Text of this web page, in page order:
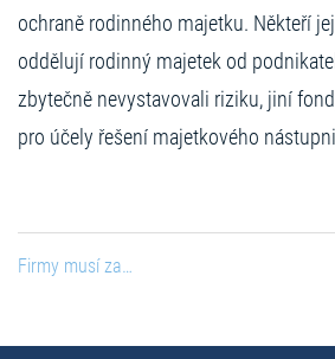
ochraně rodinného majetku. Někteří
oddělují rodinný majetek od
zbytečně nevystavovali riziku, jiní
pro účely řešení majetkového
Firmy musí zaevidovat skutečné vlastníky. Nyní už doopravdy a pod hrozbou sankcí